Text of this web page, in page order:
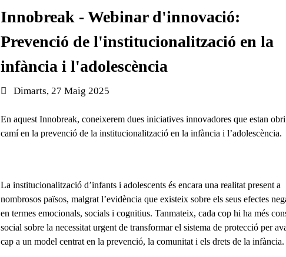
Innobreak - Webinar d'innovació:
Prevenció de l'institucionalització en la
infància i l'adolescència
Data de l'esdeveniment:
Dimarts, 27 Maig 2025
En aquest Innobreak, coneixerem dues iniciatives innovadores que estan
camí en la prevenció de la institucionalització en la infància i l’adolescència.
La institucionalització d’infants i adolescentsés encara una realitat present a
nombrosos països, malgrat l’evidència que existeix sobre els seus efectes
en termes emocionals, socials i cognitius. Tanmateix, cada cop hi ha més
social sobre la necessitat urgent de transformar el sistema de protecció per
cap a un model centrat en la prevenció, la comunitat i els drets de la infància.